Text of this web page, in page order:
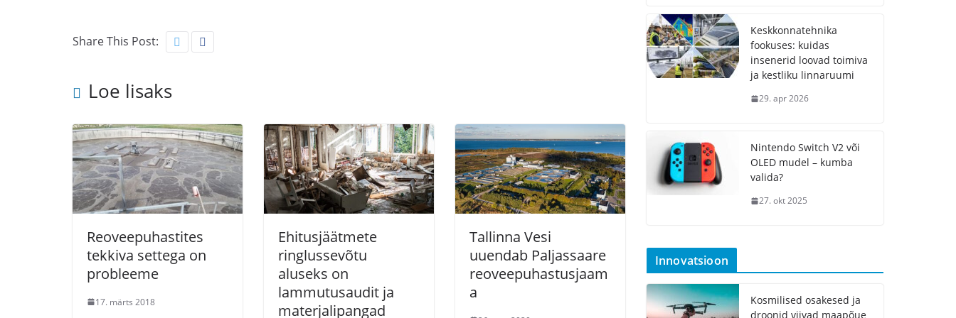
Share This Post:
Loe lisaks
Reoveepuhastites
tekkiva settega on
probleeme
17. märts 2018
Ehitusjäätmete
ringlussevõtu
aluseks on
lammutusaudit ja
materjalipangad
Tallinna Vesi
uuendab Paljassaare
reoveepuhastusjaam
a
Keskkonnatehnika
fookuses: kuidas
insenerid loovad toimiva
ja kestliku linnaruumi
29. apr 2026
Nintendo Switch V2 või
OLED mudel – kumba
valida?
27. okt 2025
Innovatsioon
Kosmilised osakesed ja
droonid viivad maapõue